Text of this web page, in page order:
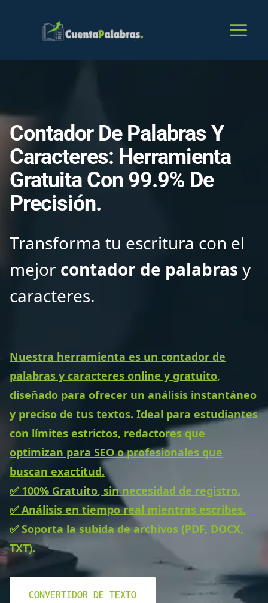
Contador De Palabras Y
Caracteres: Herramienta
Gratuita Con 99.9% De
Precisión.
Transforma tu escritura con el
mejor contador de palabras y
caracteres.
Nuestra herramienta es un contador de
palabras y caracteres online y gratuito,
diseñado para ofrecer un análisis instantáneo
y preciso de tus textos. Ideal para estudiantes
con límites estrictos, redactores que
optimizan para SEO o profesionales que
buscan exactitud.
✅ 100% Gratuito, sin necesidad de registro.
✅Análisis en tiempo real mientras escribes.
✅Soporta la subida de archivos (PDF, DOCX,
TXT).
CONVERTIDOR DE TEXTO